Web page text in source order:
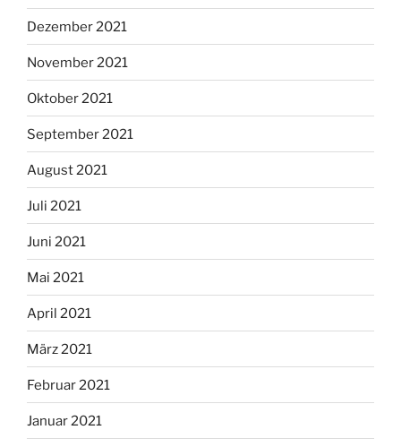
Dezember 2021
November 2021
Oktober 2021
September 2021
August 2021
Juli 2021
Juni 2021
Mai 2021
April 2021
März 2021
Februar 2021
Januar 2021